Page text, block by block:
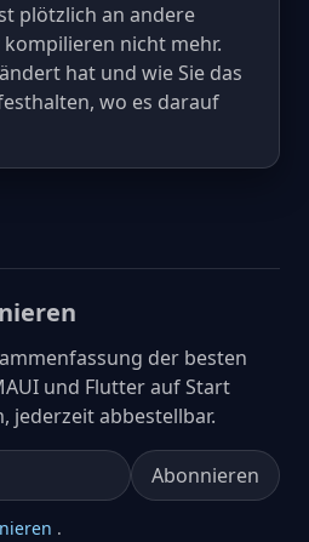
plötzlich an andere
nicht mehr.
hat und wie Sie das
wo es darauf
der besten
und Flutter auf Start
jederzeit abbestellbar.
Abonnieren
.